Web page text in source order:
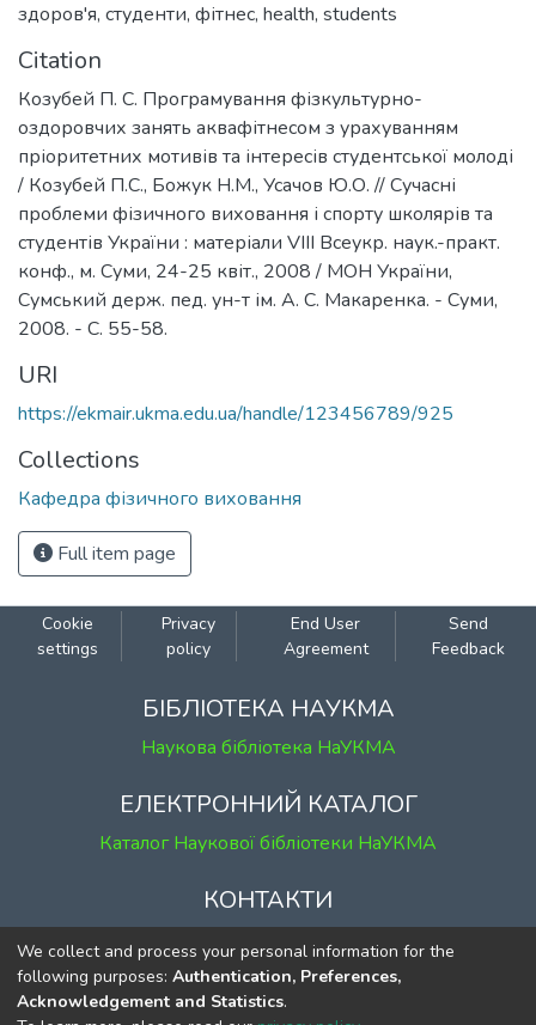
здоров'я, студенти, фітнес, health, students
Citation
Козубей П. С. Програмування фізкультурно-
оздоровчих занять аквафітнесом з урахуванням
пріоритетних мотивів та інтересів студентської молоді
/ Козубей П.С., Божук Н.М., Усачов Ю.О. // Сучасні
проблеми фізичного виховання і спорту школярів та
студентів України : матеріали VIII Всеукр. наук.-практ.
конф., м. Суми, 24-25 квіт., 2008 / МОН України,
Сумський держ. пед. ун-т ім. А. С. Макаренка. - Суми,
2008. - С. 55-58.
URI
https://ekmair.ukma.edu.ua/handle/123456789/925
Collections
Кафедра фізичного виховання
Full item page
Cookie
settings
Privacy
policy
End User
Agreement
Send
Feedback
БІБЛІОТЕКА НАУКМА
Наукова бібліотека НаУКМА
ЕЛЕКТРОННИЙ КАТАЛОГ
Каталог Наукової бібліотеки НаУКМА
КОНТАКТИ
м. Київ, вул. Григорія Сковороди, 2
к. 1, к. 120
тел. (044) 463-69-31
We collect and process your personal information for the
following purposes: Authentication, Preferences,
Acknowledgement and Statistics.